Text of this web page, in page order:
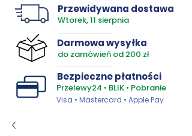
Przewidywana dostawa
Wtorek, 11 sierpnia
Darmowa wysyłka
do zamówień od 200 zł
Bezpieczne płatności
Przelewy24 • BLIK • Pobranie
Visa • Mastercard • Apple Pay